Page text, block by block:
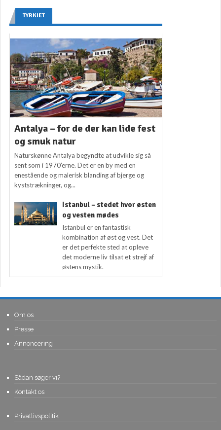
TYRKIET
Antalya – for de der kan lide fest
og smuk natur
Naturskønne Antalya begyndte at udvikle sig så
sent som i 1970’erne. Det er en by med en
enestående og malerisk blanding af bjerge og
kyststrækninger, og...
Istanbul – stedet hvor østen
og vesten mødes
Istanbul er en fantastisk
kombination af øst og vest. Det
er det perfekte sted at opleve
det moderne liv tilsat et strejf af
østens mystik.
Om os
Presse
Annoncering
Sådan søger vi?
Kontakt os
Privatlivspolitik